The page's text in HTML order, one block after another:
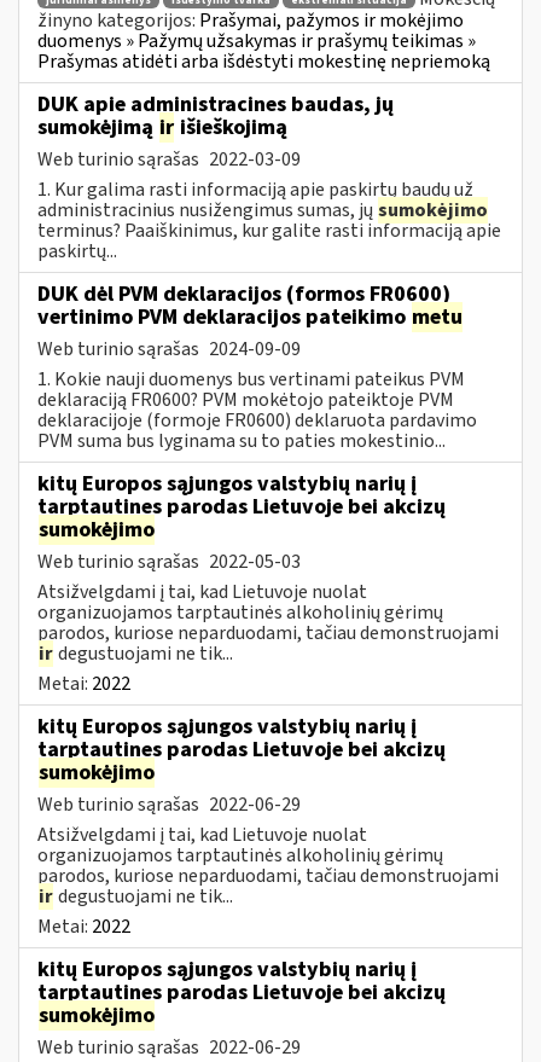
žinyno kategorijos: Prašymai, pažymos ir mokėjimo
duomenys » Pažymų užsakymas ir prašymų teikimas »
Prašymas atidėti arba išdėstyti mokestinę nepriemoką
DUK apie administracines baudas, jų
sumokėjimą ir išieškojimą
Web turinio sąrašas 2022-03-09
1. Kur galima rasti informaciją apie paskirtų baudų už
administracinius nusižengimus sumas, jų sumokėjimo
terminus? Paaiškinimus, kur galite rasti informaciją apie
paskirtų...
DUK dėl PVM deklaracijos (formos FR0600)
vertinimo PVM deklaracijos pateikimo metu
Web turinio sąrašas 2024-09-09
1. Kokie nauji duomenys bus vertinami pateikus PVM
deklaraciją FR0600? PVM mokėtojo pateiktoje PVM
deklaracijoje (formoje FR0600) deklaruota pardavimo
PVM suma bus lyginama su to paties mokestinio...
kitų Europos sąjungos valstybių narių į
tarptautines parodas Lietuvoje bei akcizų
sumokėjimo
Web turinio sąrašas 2022-05-03
Atsižvelgdami į tai, kad Lietuvoje nuolat
organizuojamos tarptautinės alkoholinių gėrimų
parodos, kuriose neparduodami, tačiau demonstruojami
irdegustuojami ne tik...
Metai: 2022
kitų Europos sąjungos valstybių narių į
tarptautines parodas Lietuvoje bei akcizų
sumokėjimo
Web turinio sąrašas 2022-06-29
Atsižvelgdami į tai, kad Lietuvoje nuolat
organizuojamos tarptautinės alkoholinių gėrimų
parodos, kuriose neparduodami, tačiau demonstruojami
irdegustuojami ne tik...
Metai: 2022
kitų Europos sąjungos valstybių narių į
tarptautines parodas Lietuvoje bei akcizų
sumokėjimo
Web turinio sąrašas 2022-06-29